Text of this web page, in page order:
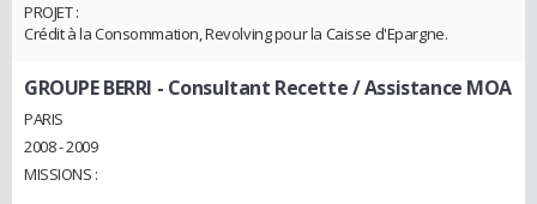
PROJET :
Crédit à la Consommation, Revolving pour la Caisse d'Epargne.
GROUPE BERRI - Consultant Recette / Assistance MOA
PARIS
2008 - 2009
MISSIONS :